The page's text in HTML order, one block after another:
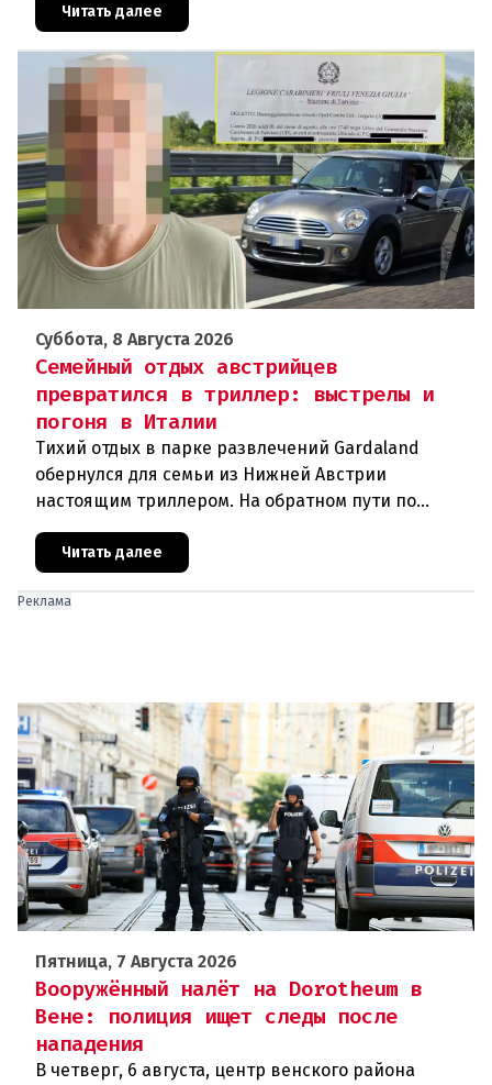
могло быть совершено на поч
Читать далее
Суббота, 8 Августа 2026
Семейный отдых австрийцев
превратился в триллер: выстрелы и
погоня в Италии
Тихий отдых в парке развлечений Gardaland
обернулся для семьи из Нижней Австрии
настоящим триллером. На обратном пути по
автостраде между Вероной и Венецией их машина
подверглась обстрелу, за которым
Читать далее
Реклама
Пятница, 7 Августа 2026
Вооружённый налёт на Dorotheum в
Вене: полиция ищет следы после
нападения
В четверг, 6 августа, центр венского района